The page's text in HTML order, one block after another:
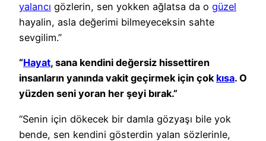
yalancı gözlerin, sen yokken ağlatsa da o güzel
hayalin, asla değerimi bilmeyeceksin sahte
sevgilim.”
“Hayat, sana kendini değersiz hissettiren
insanların yanında vakit geçirmek için çok kısa. O
yüzden seni yoran her şeyi bırak.”
“Senin için dökecek bir damla gözyaşı bile yok
bende, sen kendini gösterdin yalan sözlerinle,